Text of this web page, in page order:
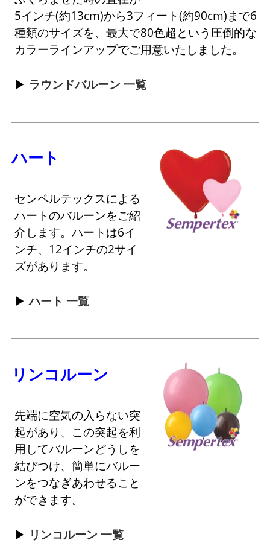
5インチ(約13cm)から3フィート(約90cm)まで6
種類のサイズを、最大で80色超という圧倒的な
カラーラインアップでご用意いたしました。
ラウンドバルーン 一覧
ハート
センペルテックスによる
ハートのバルーンをご紹
介します。ハートは6イ
ンチ、12インチの2サイ
ズがあります。
ハート 一覧
リンコルーン
先端に空気の入らない突
起があり、この突起を利
用してバルーンどうしを
結びつけ、簡単にバルー
ンをつなぎあわせること
ができます。
リンコルーン 一覧